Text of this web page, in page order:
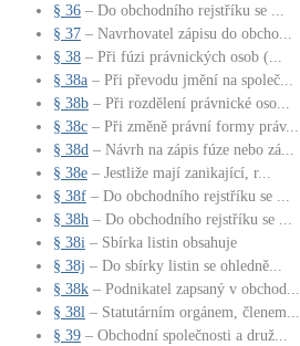
§ 36 – Do obchodního rejstříku se ...
§ 37 – Navrhovatel zápisu do obcho...
§ 38 – Při fúzi právnických osob (...
§ 38a – Při převodu jmění na společ...
§ 38b – Při rozdělení právnické oso...
§ 38c – Při změně právní formy práv...
§ 38d – Návrh na zápis fúze nebo zá...
§ 38e – Jestliže mají zanikající, r...
§ 38f – Do obchodního rejstříku se ...
§ 38h – Do obchodního rejstříku se ...
§ 38i – Sbírka listin obsahuje
§ 38j – Do sbírky listin se ohledně...
§ 38k – Podnikatel zapsaný v obchod...
§ 38l – Statutárním orgánem, členem...
§ 39 – Obchodní společnosti a druž...